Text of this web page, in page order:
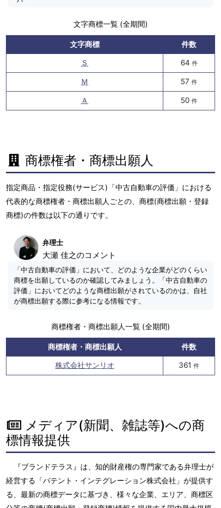
文字商標一覧 (全期間)
文字商標
件数
Ｓ
64 件
Ｍ 57 件
Ａ 50 件
商標権者・商標出願人
指定商品・指定役務(サービス)「中古自動車の評価」における
代表的な商標権者・商標出願人ごとの、商標(商標出願・登録
商標)の件数は以下の通りです。
弁理士
大瀬 佳之のコメント
「中古自動車の評価」において、どのような企業がどのくらい
商標を出願しているのか確認してみましょう。「中古自動車の
評価」においてどのような商標出願がされているのかは、自社
が商標出願する際に参考になる情報です。
商標権者・商標出願人一覧 (全期間)
商標権者・商標出願人
件数
株式会社サンリオ
361 件
メディア(新聞、雑誌等)への商
標情報提供
『ブランドテラス』は、知的財産権の専門家である弁理士が
経営する「パテント・インテグレーション株式会社」が提供す
る、最新の商標データに基づき、様々な企業、エリア、商標区